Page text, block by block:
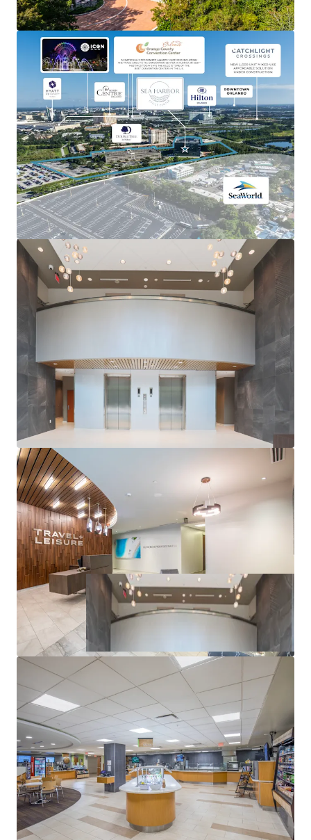
thriving tourism industry.
FLEXIBLE ZONING
Potential for both hotel and residential options.
INSTITUTIONAL ASSET
Well-maintained building with modern amenities,
including an on-site cafe and fitness center, reducing
immediate capital expenditure needs.
BRANDING OPPORTUNITY
High-visibility location offers significant branding and
signage potential for future tenants.
LONG-TERM GROWTH PROSPECTS
Benefit from Orlando’s continued expansion and its
position as a top business and leisure destination.
EXCELLENT ACCESSIBILITY
International Airport, enhancing appeal to future site
use.
ATTRACTIVE COST BASIS
The Property will trade at a significant discount to
replacement cost, which will only increase as
construction costs continue to rise at record pace,
providing an attractive basis to a future owner.